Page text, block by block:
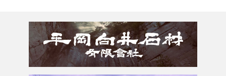
奈良県
墓じまい・改葬
追加文字彫刻
会社案内
よくあるご質問